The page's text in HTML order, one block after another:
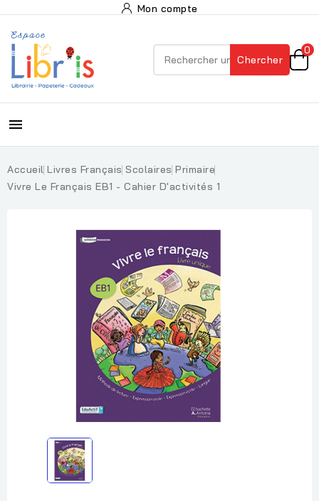
Mon compte
Chercher
0

Accueil Livres Français Scolaires Primaire
Vivre Le Français EB1 - Cahier D'activités 1